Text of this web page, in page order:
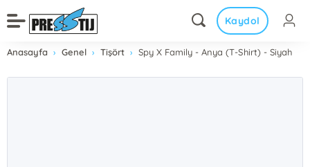
Kaydol
Anasayfa Genel Tişört Spy X Family - Anya (T-Shirt) - Siyah